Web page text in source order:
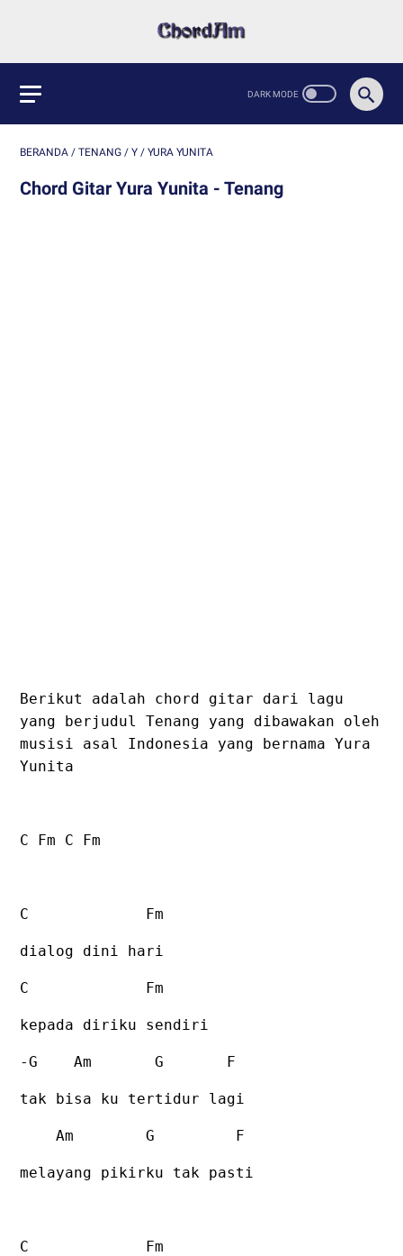
BERANDA / TENANG / Y / YURA YUNITA
Chord Gitar Yura Yunita - Tenang
Berikut adalah chord gitar dari lagu
yang berjudul Tenang yang dibawakan oleh
musisi asal Indonesia yang bernama Yura
Yunita
C Fm C Fm
C Fm
dialog dini hari
C Fm
kepada diriku sendiri
-G Am G F
tak bisa ku tertidur lagi
Am G F
melayang pikirku tak pasti
C Fm